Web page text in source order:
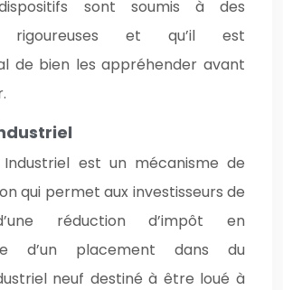
sont soumis à des
rigoureuses et qu’il est
de bien les appréhender avant
Industriel est un mécanisme de
qui permet aux investisseurs de
réduction d’impôt en
d’un placement dans du
neuf destiné à être loué à